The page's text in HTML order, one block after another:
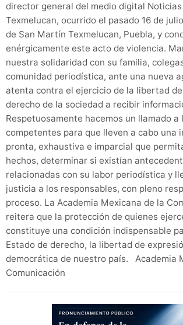
director general del medio digital
Texmelucan, ocurrido el pasado 16 de
de San Martín Texmelucan, Puebla, y
enérgicamente este acto de violencia.
nuestra solidaridad con su familia,
comunidad periodística, ante una nueva
atenta contra el ejercicio de la libertad
derecho de la sociedad a recibir
Respetuosamente hacemos un llamado a
competentes para que lleven a cabo una
pronta, exhaustiva e imparcial que
hechos, determinar si existían
relacionadas con su labor periodística y
justicia a los responsables, con pleno
proceso. La Academia Mexicana de la
reitera que la protección de quienes
constituye una condición indispensable
Estado de derecho, la libertad de
democrática de nuestro país. Academia
Comunicación